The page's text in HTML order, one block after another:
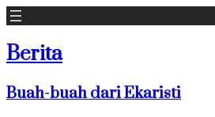
Berita
Buah-buah dari Ekaristi